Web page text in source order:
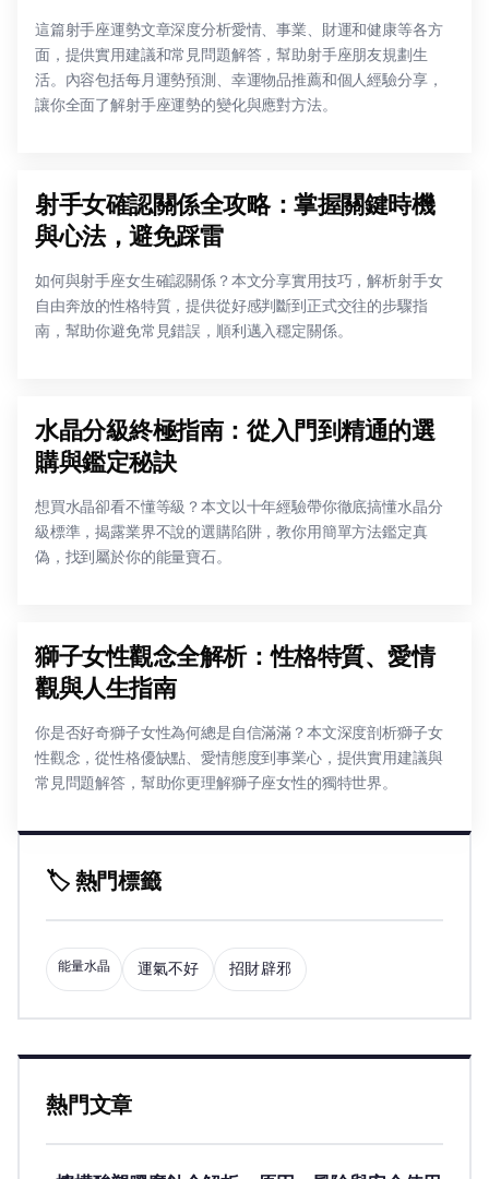
這篇射手座運勢文章深度分析愛情、事業、財運和健康等各方
面，提供實用建議和常見問題解答，幫助射手座朋友規劃生
活。內容包括每月運勢預測、幸運物品推薦和個人經驗分享，
讓你全面了解射手座運勢的變化與應對方法。
射手女確認關係全攻略：掌握關鍵時機
與心法，避免踩雷
如何與射手座女生確認關係？本文分享實用技巧，解析射手女
自由奔放的性格特質，提供從好感判斷到正式交往的步驟指
南，幫助你避免常見錯誤，順利邁入穩定關係。
水晶分級終極指南：從入門到精通的選
購與鑑定秘訣
想買水晶卻看不懂等級？本文以十年經驗帶你徹底搞懂水晶分
級標準，揭露業界不說的選購陷阱，教你用簡單方法鑑定真
偽，找到屬於你的能量寶石。
獅子女性觀念全解析：性格特質、愛情
觀與人生指南
你是否好奇獅子女性為何總是自信滿滿？本文深度剖析獅子女
性觀念，從性格優缺點、愛情態度到事業心，提供實用建議與
常見問題解答，幫助你更理解獅子座女性的獨特世界。
🏷️ 熱門標籤
能量水晶 運氣不好 招財辟邪
熱門文章